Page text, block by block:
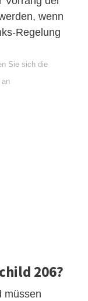
wenn
Regelung
Sie sich die
an
206?
müssen